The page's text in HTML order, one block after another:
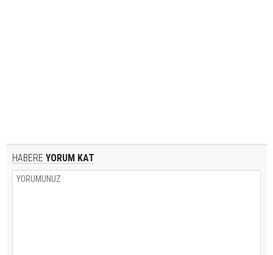
HABERE YORUM KAT